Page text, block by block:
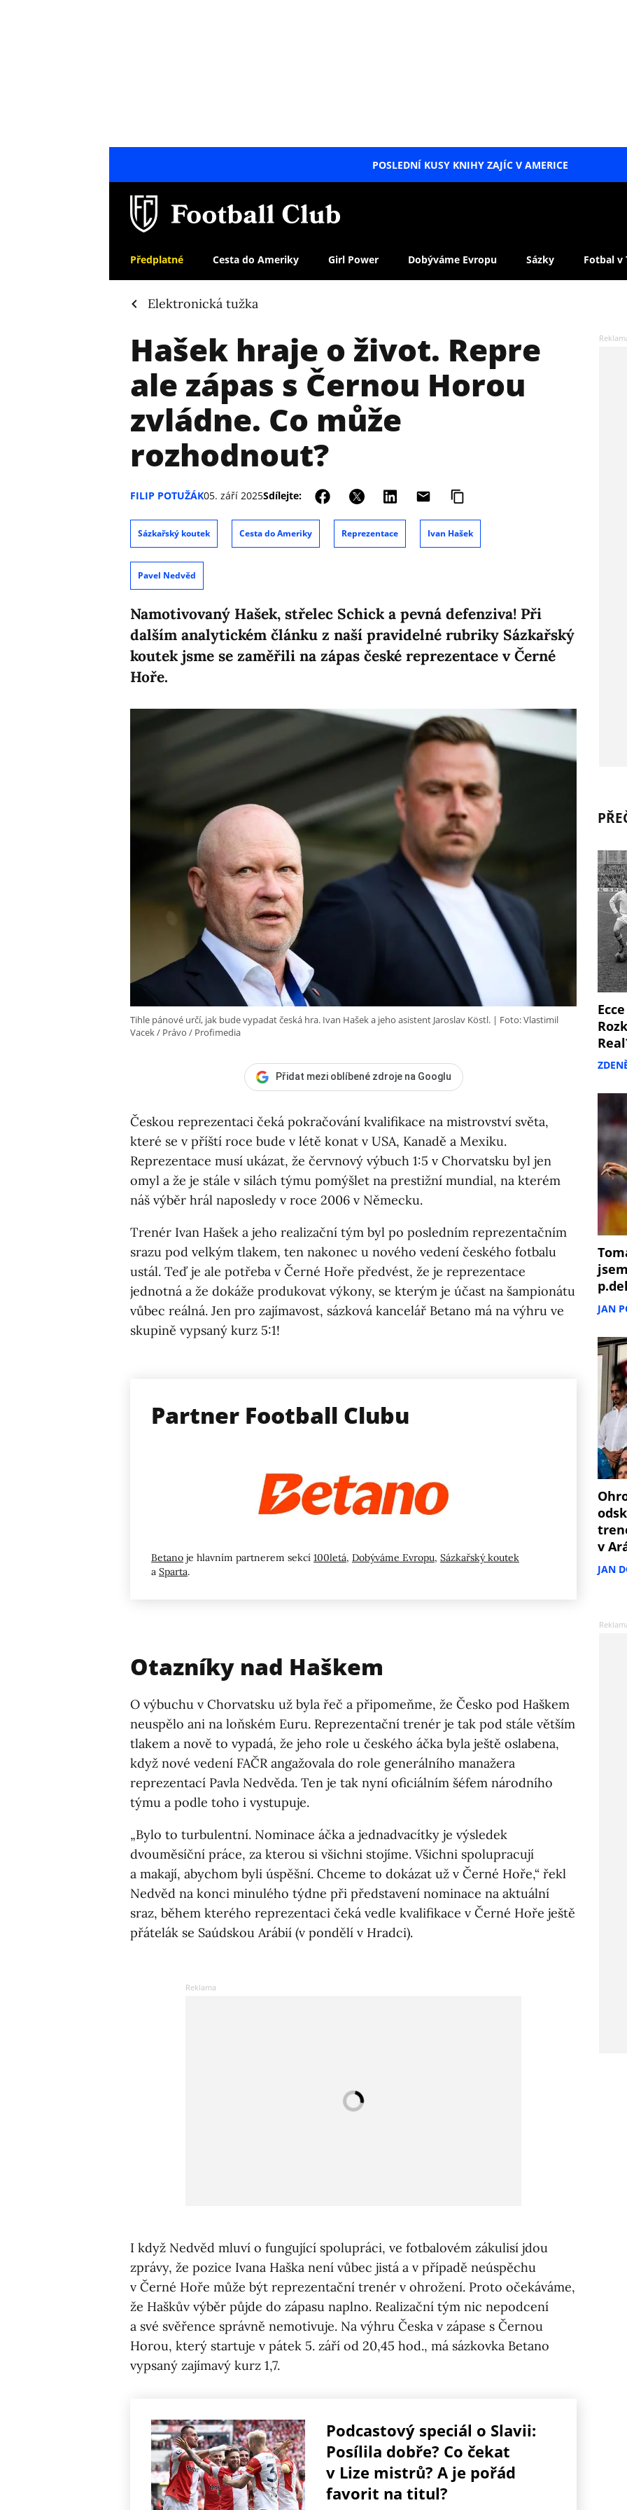
POSLEDNÍ KUSY KNIHY ZAJÍC V AMERICE
Předplatné Cesta do Ameriky Girl Power Dobýváme Evropu Sázky Fotbal v
Elektronická tužka
Hašek hraje o život. Repre
ale zápas s Černou Horou
zvládne. Co může
rozhodnout?
FILIP POTUŽÁK05. září 2025Sdílejte:
Sázkařský koutek Cesta do Ameriky Reprezentace Ivan Hašek
Pavel Nedvěd
Namotivovaný Hašek, střelec Schick a pevná defenziva! Při
dalším analytickém článku z naší pravidelné rubriky Sázkařský
koutek jsme se zaměřili na zápas české reprezentace v Černé
Hoře.
Tihle pánové určí, jak bude vypadat česká hra. Ivan Hašek a jeho asistent Jaroslav Köstl.
Foto: Vlastimil
Vacek / Právo / Profimedia
Přidat mezi oblíbené zdroje na Googlu
Českou reprezentaci čeká pokračování kvalifikace na mistrovství světa,
které se v příští roce bude v létě konat v USA, Kanadě a Mexiku.
Reprezentace musí ukázat, že červnový výbuch 1:5 v Chorvatsku byl jen
omyl a že je stále v silách týmu pomýšlet na prestižní mundial, na kterém
náš výběr hrál naposledy v roce 2006 v Německu.
Trenér Ivan Hašek a jeho realizační tým byl po posledním reprezentačním
srazu pod velkým tlakem, ten nakonec u nového vedení českého fotbalu
ustál. Teď je ale potřeba v Černé Hoře předvést, že je reprezentace
jednotná a že dokáže produkovat výkony, se kterým je účast na šampionátu
vůbec reálná. Jen pro zajímavost, sázková kancelář Betano má na výhru ve
skupině vypsaný kurz 5:1!
Partner Football Clubu
Betano je hlavním partnerem sekcí 100letá, Dobýváme Evropu, Sázkařský koutek
a Sparta.
Otazníky nad Haškem
O výbuchu v Chorvatsku už byla řeč a připomeňme, že Česko pod Haškem
neuspělo ani na loňském Euru. Reprezentační trenér je tak pod stále větším
tlakem a nově to vypadá, že jeho role u českého áčka byla ještě oslabena,
když nové vedení FAČR angažovala do role generálního manažera
reprezentací Pavla Nedvěda. Ten je tak nyní oficiálním šéfem národního
týmu a podle toho i vystupuje.
„Bylo to turbulentní. Nominace áčka a jednadvacítky je výsledek
dvouměsíční práce, za kterou si všichni stojíme. Všichni spolupracují
a makají, abychom byli úspěšní. Chceme to dokázat už v Černé Hoře,“ řekl
Nedvěd na konci minulého týdne při představení nominace na aktuální
sraz, během kterého reprezentaci čeká vedle kvalifikace v Černé Hoře ještě
přátelák se Saúdskou Arábií (v pondělí v Hradci).
I když Nedvěd mluví o fungující spolupráci, ve fotbalovém zákulisí jdou
zprávy, že pozice Ivana Haška není vůbec jistá a v případě neúspěchu
v Černé Hoře může být reprezentační trenér v ohrožení. Proto očekáváme,
že Haškův výběr půjde do zápasu naplno. Realizační tým nic nepodcení
a své svěřence správně nemotivuje. Na výhru Česka v zápase s Černou
Horou, který startuje v pátek 5. září od 20,45 hod., má sázkovka Betano
vypsaný zajímavý kurz 1,7.
Podcastový speciál o Slavii:
Posílila dobře? Co čekat
v Lize mistrů? A je pořád
favorit na titul?
p.del
JAN
v
JAN